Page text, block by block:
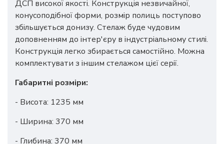
ДСП високої якості. Конструкція незвичайної,
конусоподібної форми, розмір полиць поступово
збільшується донизу. Стелаж буде чудовим
доповненням до інтер'єру в індустріальному стилі.
Конструкція легко збирається самостійно. Можна
комплектувати з іншим стелажом цієї серії.
Габаритні розміри:
- Висота: 1235 мм
- Ширина: 370 мм
- Глибина: 370 мм